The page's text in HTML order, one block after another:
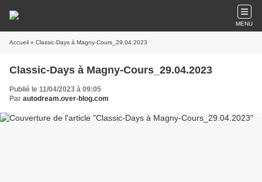
MENU
Accueil » Classic-Days à Magny-Cours_29.04.2023
Classic-Days à Magny-Cours_29.04.2023
Publié le 11/04/2023 à 09:05
Par autodream.over-blog.com